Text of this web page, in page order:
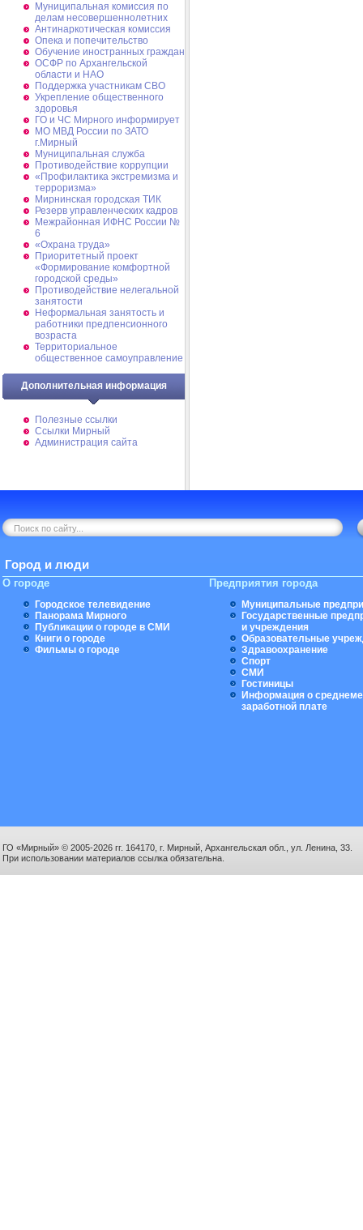
Муниципальная комиссия по
делам несовершеннолетних
Антинаркотическая комиссия
Опека и попечительство
Обучение иностранных граждан
ОСФР по Архангельской
области и НАО
Поддержка участникам СВО
Укрепление общественного
здоровья
ГО и ЧС Мирного информирует
МО МВД России по ЗАТО
г.Мирный
Муниципальная cлужба
Противодействие коррупции
«Профилактика экстремизма и
терроризма»
Мирнинская городская ТИК
Резерв управленческих кадров
Межрайонная ИФНС России №
6
«Охрана труда»
Приоритетный проект
«Формирование комфортной
городской среды»
Противодействие нелегальной
занятости
Неформальная занятость и
работники предпенсионного
возраста
Территориальное
общественное самоуправление
Дополнительная информация
Полезные ссылки
Ссылки Мирный
Администрация сайта
Город и люди
О городе
Городское телевидение
Панорама Мирного
Публикации о городе в СМИ
Книги о городе
Фильмы о городе
Предприятия города
Муниципальные
Государственные
и учреждения
Образовательные
Здравоохранение
Спорт
СМИ
Гостиницы
Информация о
заработной плате
ГО «Мирный» © 2005-2026 гг. 164170, г. Мирный, Архангельская обл., ул. Ленина, 33.
При использовании материалов ссылка обязательна.